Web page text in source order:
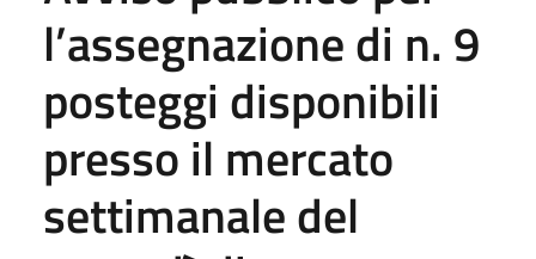
l’assegnazione di n. 9
posteggi disponibili
presso il mercato
settimanale del